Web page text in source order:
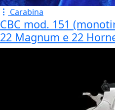
Carabina
CBC mod. 151
22 Magnum e 22